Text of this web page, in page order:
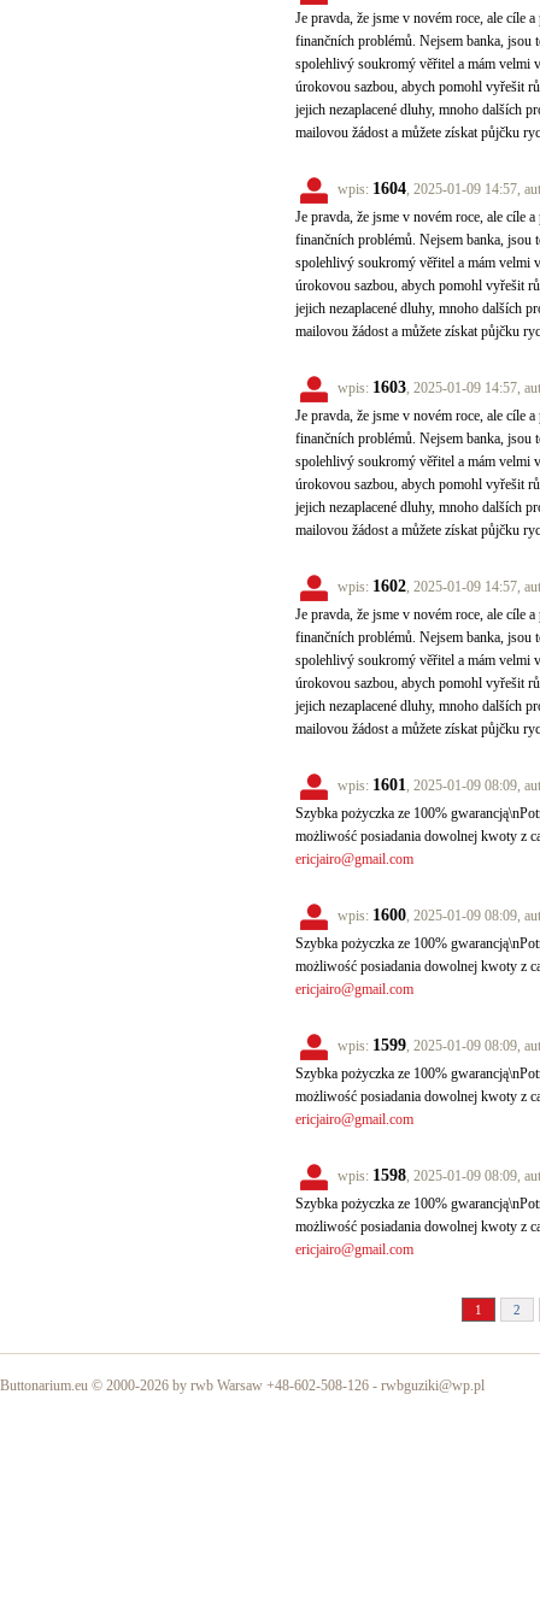
Je pravda, že jsme v novém roce, ale cíle
finančních problémů. Nejsem banka, jsou
spolehlivý soukromý věřitel a mám velmi
úrokovou sazbou, abych pomohl vyřešit
jejich nezaplacené dluhy, mnoho dalších
mailovou žádost a můžete získat půjčku
wpis: 1604, 2025-01-09 14:57,
Je pravda, že jsme v novém roce, ale cíle
finančních problémů. Nejsem banka, jsou
spolehlivý soukromý věřitel a mám velmi
úrokovou sazbou, abych pomohl vyřešit
jejich nezaplacené dluhy, mnoho dalších
mailovou žádost a můžete získat půjčku
wpis: 1603, 2025-01-09 14:57,
Je pravda, že jsme v novém roce, ale cíle
finančních problémů. Nejsem banka, jsou
spolehlivý soukromý věřitel a mám velmi
úrokovou sazbou, abych pomohl vyřešit
jejich nezaplacené dluhy, mnoho dalších
mailovou žádost a můžete získat půjčku
wpis: 1602, 2025-01-09 14:57,
Je pravda, že jsme v novém roce, ale cíle
finančních problémů. Nejsem banka, jsou
spolehlivý soukromý věřitel a mám velmi
úrokovou sazbou, abych pomohl vyřešit
jejich nezaplacené dluhy, mnoho dalších
mailovou žádost a můžete získat půjčku
wpis: 1601, 2025-01-09 08:09,
Szybka pożyczka ze 100%
możliwość posiadania dowolnej kwoty z
ericjairo@gmail.com
wpis: 1600, 2025-01-09 08:09,
Szybka pożyczka ze 100%
możliwość posiadania dowolnej kwoty z
ericjairo@gmail.com
wpis: 1599, 2025-01-09 08:09,
Szybka pożyczka ze 100%
możliwość posiadania dowolnej kwoty z
ericjairo@gmail.com
wpis: 1598, 2025-01-09 08:09,
Szybka pożyczka ze 100%
możliwość posiadania dowolnej kwoty z
ericjairo@gmail.com
1 2
Buttonarium.eu © 2000-2026 by rwb Warsaw +48-602-508-126 - rwbguziki@wp.pl